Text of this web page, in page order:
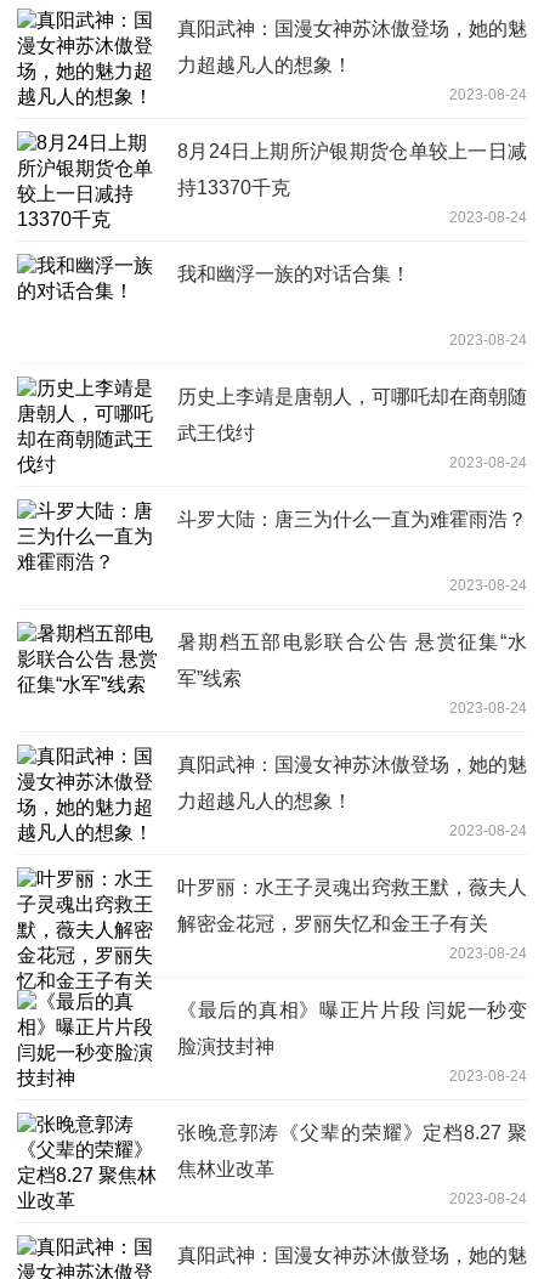
真阳武神：国漫女神苏沐傲登场，她的魅
力超越凡人的想象！
2023-08-24
8月24日上期所沪银期货仓单较上一日减
持13370千克
2023-08-24
我和幽浮一族的对话合集！
2023-08-24
历史上李靖是唐朝人，可哪吒却在商朝随
武王伐纣
2023-08-24
斗罗大陆：唐三为什么一直为难霍雨浩？
2023-08-24
暑期档五部电影联合公告 悬赏征集“水
军”线索
2023-08-24
真阳武神：国漫女神苏沐傲登场，她的魅
力超越凡人的想象！
2023-08-24
叶罗丽：水王子灵魂出窍救王默，薇夫人
解密金花冠，罗丽失忆和金王子有关
2023-08-24
《最后的真相》曝正片片段 闫妮一秒变
脸演技封神
2023-08-24
张晚意郭涛《父辈的荣耀》定档8.27 聚
焦林业改革
2023-08-24
真阳武神：国漫女神苏沐傲登场，她的魅